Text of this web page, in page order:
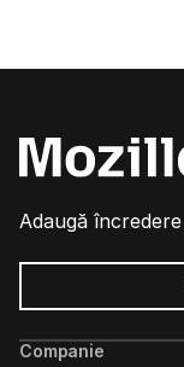
Adaugă
Companie